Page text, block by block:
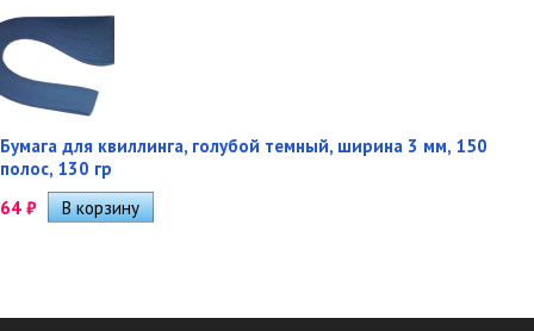
Бумага для квиллинга, голубой темный, ширина 3 мм, 150
полос, 130 гр
64 ₽